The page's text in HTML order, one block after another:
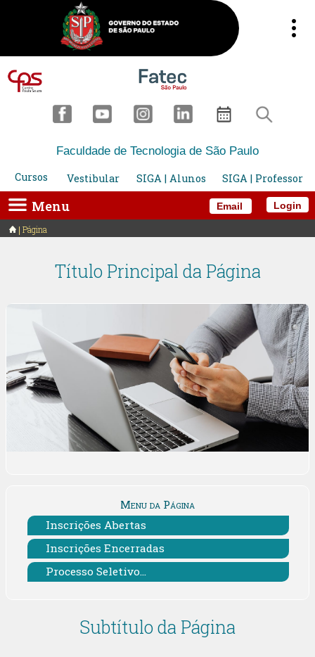
Email
Faculdade de Tecnologia de São Paulo
Cursos
Vestibular SIGA | Alunos SIGA | Professor
Menu Login
Página
Título Principal da Página
Menu da Página
Inscrições Abertas
Inscrições Encerradas
Processo Seletivo...
Subtítulo da Página